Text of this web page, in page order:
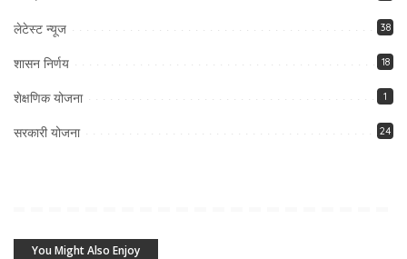
लेटेस्ट न्यूज 38
शासन निर्णय 18
शेक्षणिक योजना 1
सरकारी योजना 24
You Might Also Enjoy